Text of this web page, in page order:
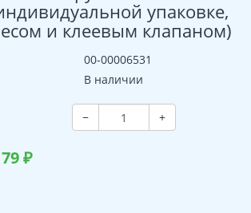
упаковке,
и клеевым клапаном)
00-00006531
В наличии
− +
79₽